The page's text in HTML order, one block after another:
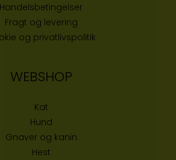
Handelsbetingelser
Fragt og levering
og privatlivspolitik
WEBSHOP
Kat
Hund
Gnaver og kanin
Hest